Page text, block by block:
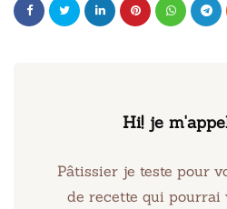
Hi! je
Pâtissier je teste pour
de recette qui pourrai